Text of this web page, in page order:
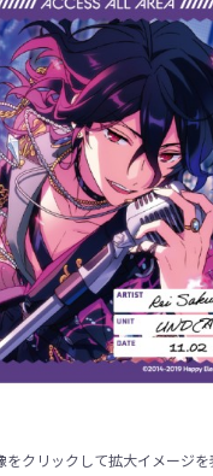
をクリックして拡大イメージ